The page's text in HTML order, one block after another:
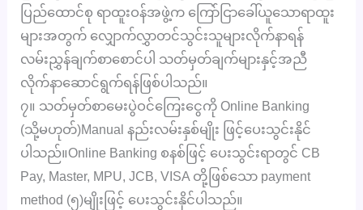
ပြည်ထောင်စု ရာထူးဝန်အဖွဲ့က ကြော်ငြာခေါ်ယူသောရာထူး
များအတွက် လျှောက်လွှာတင်သွင်းသူများလိုက်နာရန်
လမ်းညွှန်ချက်စာစောင်ပါ သတ်မှတ်ချက်များနှင့်အညီ
လိုက်နာဆောင်ရွက်ရန်ဖြစ်ပါသည်။
၇။ သတ်မှတ်စာမေးပွဲဝင်ကြေးငွေကို Online Banking
(သို့မဟုတ်)Manual နည်းလမ်းနှစ်မျိုး ဖြင့်ပေးသွင်းနိုင်
ပါသည်။Online Banking စနစ်ဖြင့် ပေးသွင်းရာတွင် CB
Pay, Master, MPU, JCB, VISA တို့ဖြစ်သော payment
method (၅)မျိုးဖြင့် ပေးသွင်းနိုင်ပါသည်။